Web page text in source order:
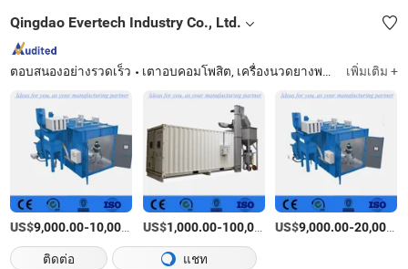
Qingdao Evertech Industry Co., Ltd.
ตอบสนองอย่างรวดเร็ว เตาอบคอมโพสิต, เครื่องนวดยางพลาสติก, ห้องพ่นทราย/ห้องพ่นอากาศ, เครื่องวัดความหนืดยางพลาสติก, เตาอบสำหรับรองเท้ายาง, สายการรีไซเคิลยางเสีย, เครื่องรีทอร์ท, เตาอบสำหรับการบำบัดไม้ เพิ่มเติม +
US$9,000.00-10,000.00 /เตรียมตัว
US$1,000.00-100,000.00 /เตรียมตัว
US$9,000.00-20,000.00
ติดต่อ แชท